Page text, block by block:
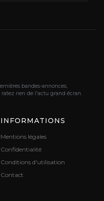
bandes-annonces,
ratez rien de l'actu grand écran.
INFORMATIONS
Mentions légales
Confidentialité
Conditions d'utilisation
Contact